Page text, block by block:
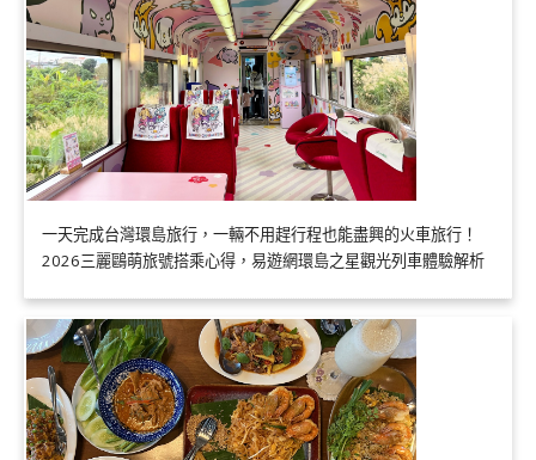
一天完成台灣環島旅行，一輛不用趕行程也能盡興的火車旅行！
2026三麗鷗萌旅號搭乘心得，易遊網環島之星觀光列車體驗解析